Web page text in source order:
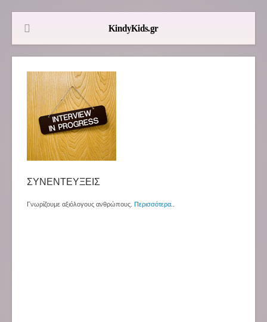
ΣΥΝΕΝΤΕΥΞΕΙΣ
Γνωρίζουμε αξιόλογους ανθρώπους. Περισσότερα